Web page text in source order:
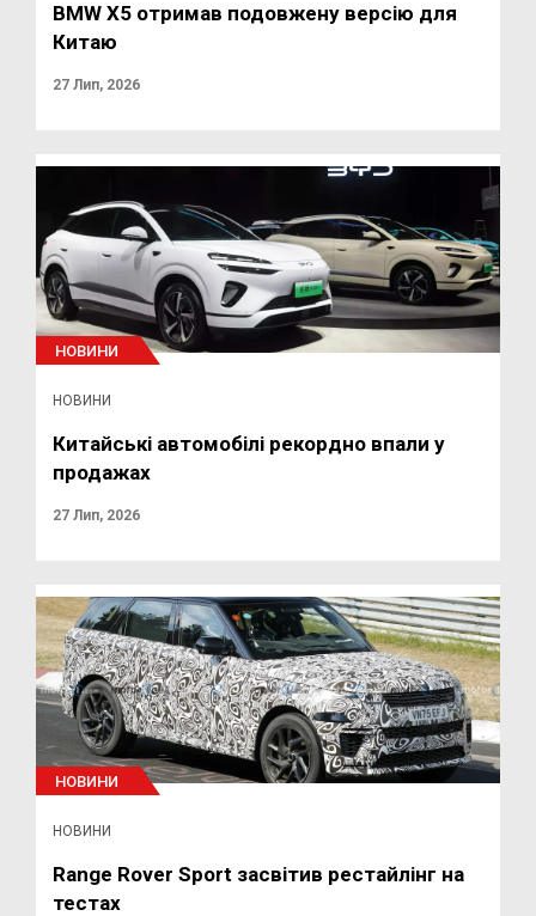
BMW X5 отримав подовжену версію для
Китаю
27 Лип, 2026
НОВИНИ
НОВИНИ
Китайські автомобілі рекордно впали у
продажах
27 Лип, 2026
НОВИНИ
НОВИНИ
Range Rover Sport засвітив рестайлінг на
тестах